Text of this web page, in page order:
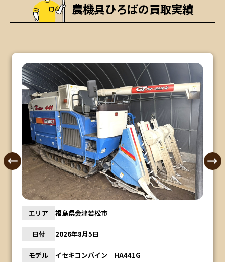
農機具ひろばの買取実績
エリア 福島県会津若松市
日付 2026年8月5日
モデル イセキコンバイン HA441G